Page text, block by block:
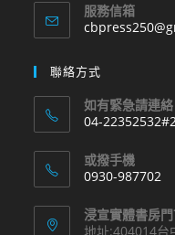
服務信箱
聯絡方式
如有緊急請連絡
04-
in
your
application
或撥手機
0930-987702
in
浸宣實體書房
地址:404014台